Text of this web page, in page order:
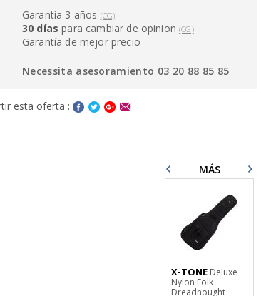
Garantía 3 años (CG)
30 días para cambiar de opinion(CG)
Garantía de mejor precio
Necessita asesoramiento 03 20 88 85 85
esta oferta :
MÁS
X-TONEDeluxe
Nylon Folk
Dreadnought